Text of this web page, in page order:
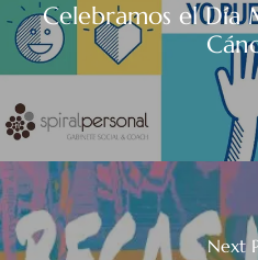
Celebramos el Día
Next